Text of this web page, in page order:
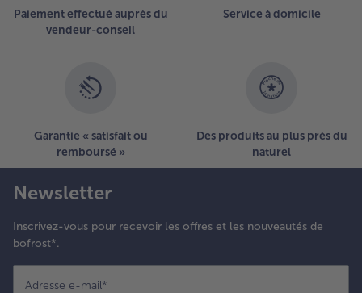
Paiement effectué auprès du
vendeur-conseil
Service à domicile
Garantie « satisfait ou
remboursé »
Des produits au plus près du
naturel
Newsletter
Inscrivez-vous pour recevoir les offres et les nouveautés de
bofrost*.
Adresse e-mail*